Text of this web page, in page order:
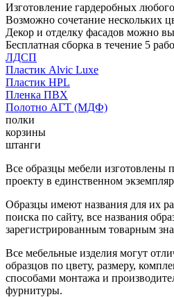
Изготовление гардеробных
Возможно сочетание нескольких
Декор и отделку фасадов можно
Бесплатная сборка в течение 5
ЛДСП
Пластик Alvic Luxe
Пластик HPL
Пленка ПВХ
Полотно АГТ (МДФ)
полки
корзины
штанги
Все образцы мебели изготовлены
проекту в единственном
Образцы имеют названия для их
поиска по сайту, все названия
зарегистрированным товарным
Все мебельные изделия могут
образцов по цвету, размеру,
способами монтажа и
фурнитуры.